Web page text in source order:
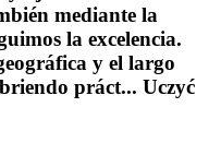
mediante la
la excelencia.
y el largo
práct... Uczyć